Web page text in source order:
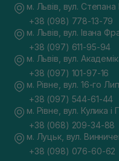
м. Львів, вул.
+38 (098) 778-13-79
м. Львів, вул. Івана
+38 (097) 611-95-94
м. Львів, вул.
+38 (097) 101-97-16
м. Рівне, вул. 16-го
+38 (097) 544-61-44
м. Рівне, вул. Кулика
+38 (068) 209-34-88
м. Луцьк, вул.
+38 (098) 076-60-62